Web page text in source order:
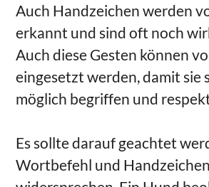
Auch Handzeichen werden
erkannt und sind oft noch
Auch diese Gesten können
eingesetzt werden, damit sie
möglich begriffen und
Es sollte darauf geachtet
Wortbefehl und